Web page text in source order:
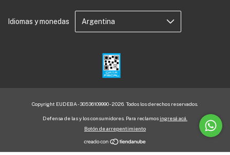
Idiomas y monedas
Copyright EUDEBA - 30536109990 - 2026. Todos los derechos reservados.
Defensa de las y los consumidores. Para reclamos ingresá acá.
Botón de arrepentimiento